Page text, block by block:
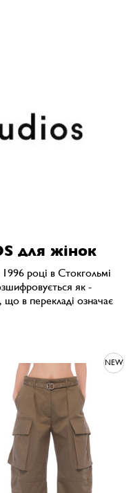
для жінок
році в Стокгольмі
як -
в перекладі означає
NEW